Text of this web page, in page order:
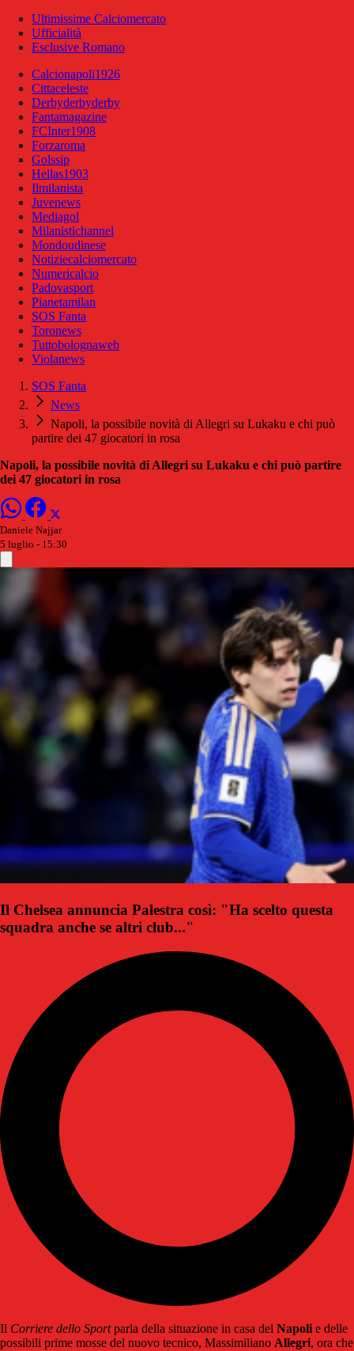
Ultimissime Calciomercato
Ufficialità
Esclusive Romano
Calcionapoli1926
Cittaceleste
Derbyderbyderby
Fantamagazine
FCInter1908
Forzaroma
Golssip
Hellas1903
Ilmilanista
Juvenews
Mediagol
Milanistichannel
Mondoudinese
Notiziecalciomercato
Numericalcio
Padovasport
Pianetamilan
SOS Fanta
Toronews
Tuttobolognaweb
Violanews
SOS Fanta
News
Napoli, la possibile novità di Allegri su Lukaku e chi può
partire dei 47 giocatori in rosa
Napoli, la possibile novità di Allegri su Lukaku e chi può partire
dei 47 giocatori in rosa
Daniele Najjar
5 luglio - 15:30
Il Chelsea annuncia Palestra così: "Ha scelto questa
squadra anche se altri club..."
Il Corriere dello Sportparla della situazione in casa del Napoli e delle
possibili prime mosse del nuovo tecnico, Massimiliano Allegri, ora che